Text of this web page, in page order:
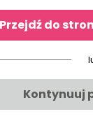
Przejdź do
Kontynuuj